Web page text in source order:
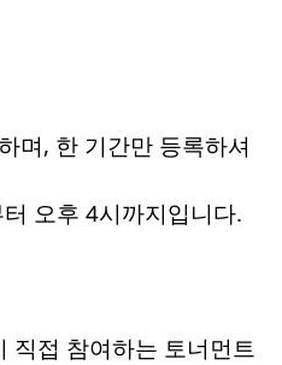
며, 한 기간만 등록하셔
오후 4시까지입니다.
직접 참여하는 토너먼트